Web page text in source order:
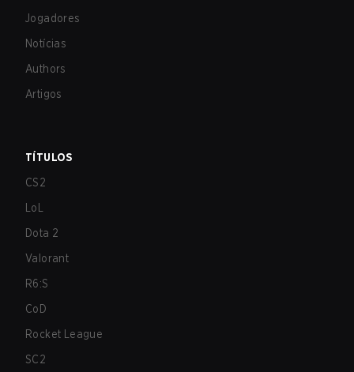
Jogadores
Notícias
Authors
Artigos
TÍTULOS
CS2
LoL
Dota 2
Valorant
R6:S
CoD
Rocket League
SC2